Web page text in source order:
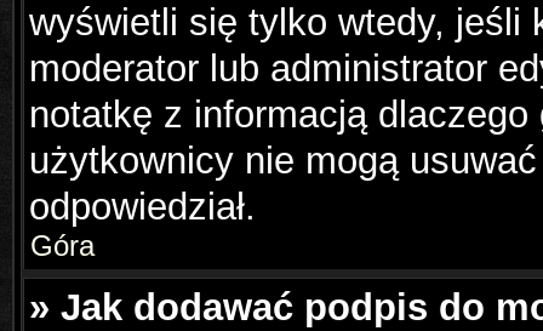
wyświetli się tylko wtedy, jeśli
moderator lub administrator
notatkę z informacją
użytkownicy nie mogą
odpowiedział.
Góra
» Jak dodawać podpis do